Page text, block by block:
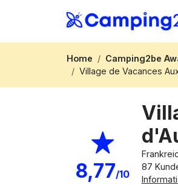
Home Camping2be
Village de Vacances
8,77/10
87